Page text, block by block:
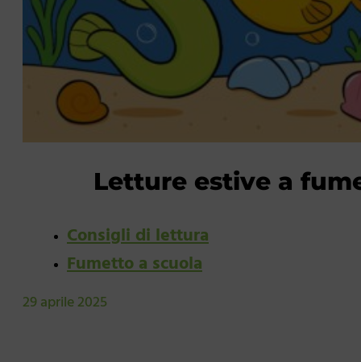
Letture estive a
Consigli di lettura
Fumetto a scuola
29 aprile 2025